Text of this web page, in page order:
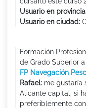
Usuario en
Usuario en ciudad:
Formación
de Grado Superior
FP Navegación
Rafael: me gustaría
Alicante capital, si
preferiblemente